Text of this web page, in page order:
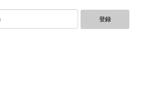
した✨ ありがとうございました！
登録